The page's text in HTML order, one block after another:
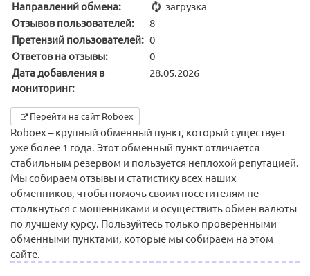
Направлений обмена:
загрузка
Отзывов пользователей:
8
Претензий пользователей: 0
Ответов на отзывы:
0
Дата добавления в
мониторинг:
28.05.2026
Перейти на сайт Roboex
Roboex – крупный обменный пункт, который существует
уже более 1 года. Этот обменный пункт отличается
стабильным резервом и пользуется неплохой репутацией.
Мы собираем отзывы и статистику всех наших
обменников, чтобы помочь своим посетителям не
столкнуться с мошенниками и осуществить обмен валюты
по лучшему курсу. Пользуйтесь только проверенными
обменными пунктами, которые мы собираем на этом
сайте.